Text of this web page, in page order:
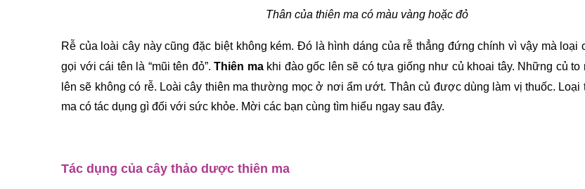
Thân của thiên ma có màu vàng hoặc đỏ
Rễ của loài cây này cũng đặc biệt không kém. Đó là hình dáng của rễ thẳng đứng chính vì vậy mà loại
gọi với cái tên là “mũi tên đỏ”. Thiên ma khi đào gốc lên sẽ có tựa giống như củ khoai tây. Những củ to
lên sẽ không có rễ. Loài cây thiên ma thường mọc ở nơi ẩm ướt. Thân củ được dùng làm vị thuốc. Loại
ma có tác dụng gì đối với sức khỏe. Mời các bạn cùng tìm hiểu ngay sau đây.
Tác dụng của cây thảo dược thiên ma